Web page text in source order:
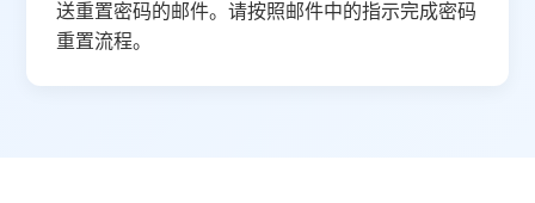
送重置密码的邮件。请按照邮件中的指示完成密码
重置流程。